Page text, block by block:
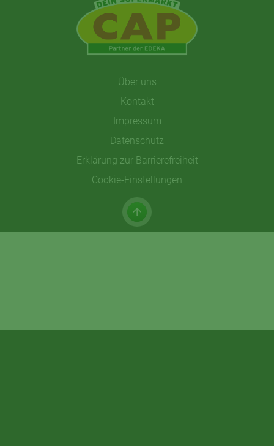
Über uns
Kontakt
Impressum
Datenschutz
Erklärung zur Barrierefreiheit
Cookie-Einstellungen